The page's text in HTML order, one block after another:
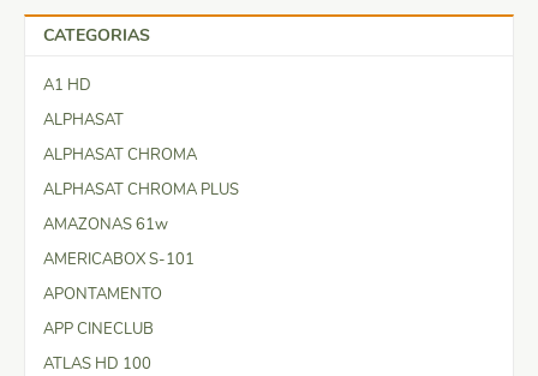
CATEGORIAS
A1 HD
ALPHASAT
ALPHASAT CHROMA
ALPHASAT CHROMA PLUS
AMAZONAS 61w
AMERICABOX S-101
APONTAMENTO
APP CINECLUB
ATLAS HD 100